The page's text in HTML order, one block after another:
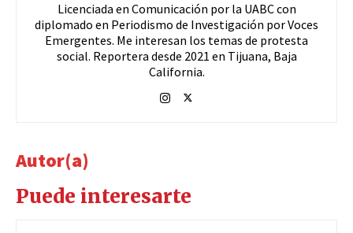
Licenciada en Comunicación por la UABC con
diplomado en Periodismo de Investigación por Voces
Emergentes. Me interesan los temas de protesta
social. Reportera desde 2021 en Tijuana, Baja
California.
Autor(a)
Puede interesarte